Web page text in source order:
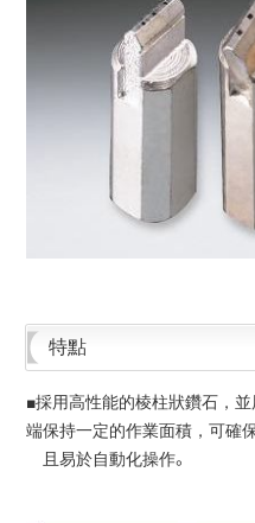
特點
■採用高性能的棱柱狀鑽石，
端保持一定的作業面積，可確
且易於自動化操作。